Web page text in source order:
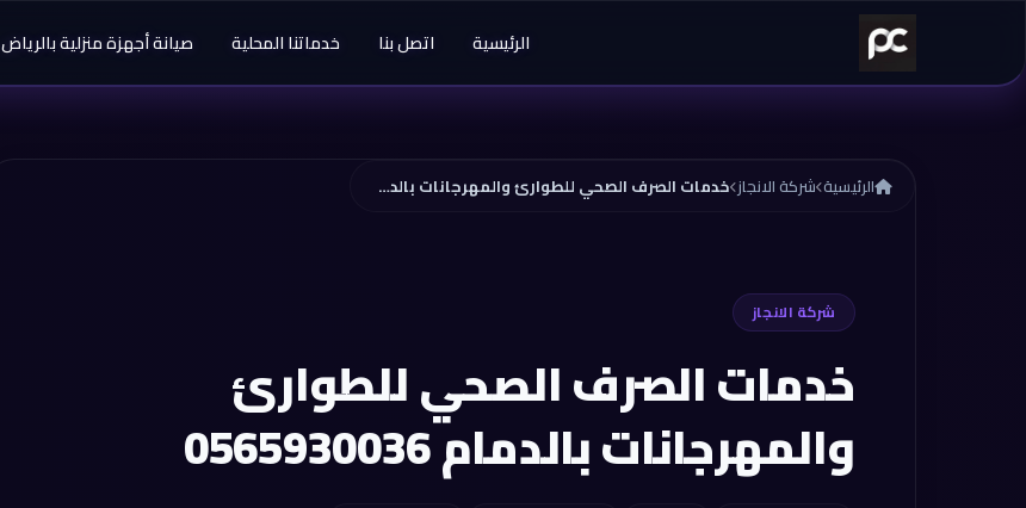
الرئيسية اتصل بنا خدماتنا المحلية صيانة أجهزة منزلية بالرياض
الرئيسية شركة الانجاز خدمات الصرف الصحي للطوارئ والمهرجانات بالدمام 0565930036
شركة الانجاز
خدمات الصرف الصحي للطوارئ
والمهرجانات بالدمام 0565930036